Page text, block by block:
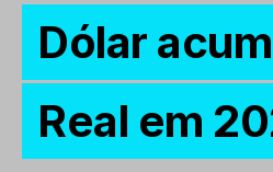
Dólar
Real em